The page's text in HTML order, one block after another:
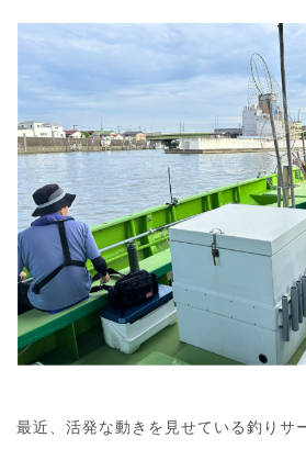
最近、活発な動きを見せている釣りサ